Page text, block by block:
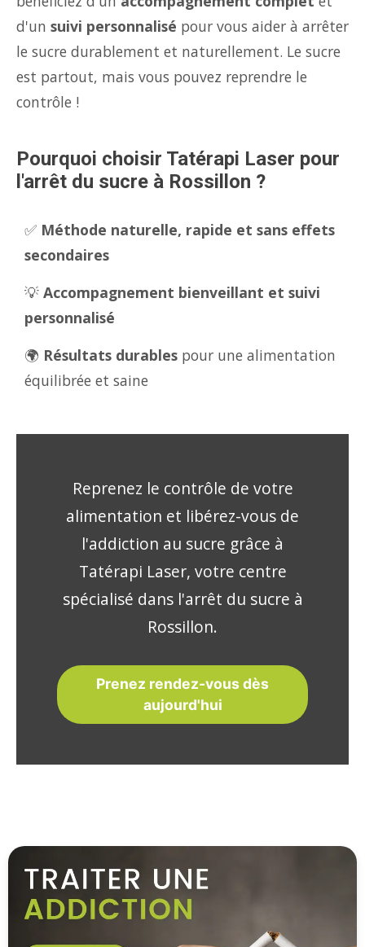
d'un suivi personnalisé pour vous aider à arrêter
le sucre durablement et naturellement. Le sucre
est partout, mais vous pouvez reprendre le
contrôle !
Pourquoi choisir Tatérapi Laser pour
l'arrêt du sucre à Rossillon ?
✅ Méthode naturelle, rapide et sans effets
secondaires
💡 Accompagnement bienveillant et suivi
personnalisé
🌍 Résultats durables pour une alimentation
équilibrée et saine
Reprenez le contrôle de votre
alimentation et libérez-vous de
l'addiction au sucre grâce à
Tatérapi Laser, votre centre
spécialisé dans l'arrêt du sucre à
Rossillon.
Prenez rendez-vous dès
aujourd'hui